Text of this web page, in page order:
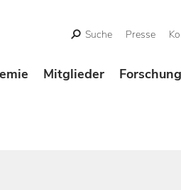
Suche Presse
Mitglieder Forschung